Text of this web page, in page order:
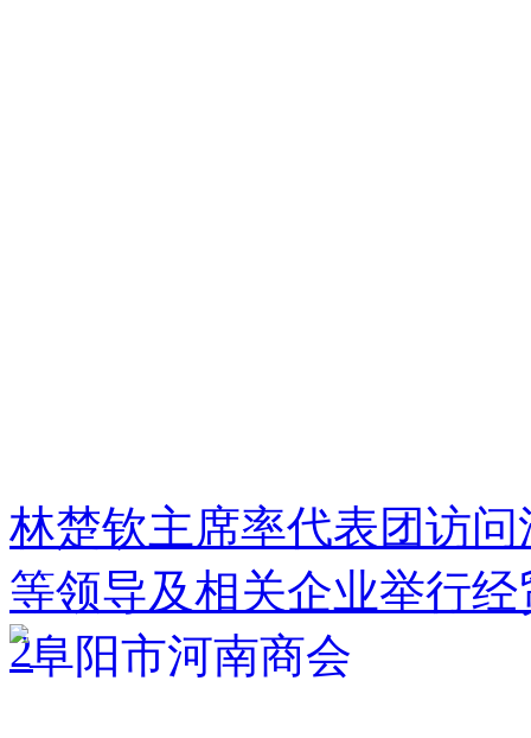
林楚钦主席率代表团访
等领导及相关企业举行
2